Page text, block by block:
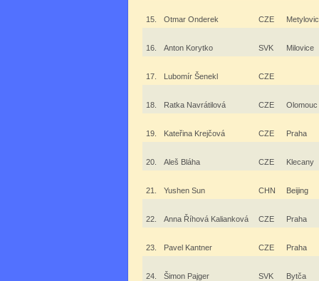
15. Otmar Onderek CZE
16. Anton Korytko SVK Milovice
17. Lubomír Šenekl CZE
18. Ratka Navrátilová CZE Olomouc
19. Kateřina Krejčová CZE Praha
20. Aleš Bláha CZE Klecany
21. Yushen Sun CHN Beijing
22. Anna Říhová Kalianková CZE Praha
23. Pavel Kantner CZE Praha
24. Šimon Pajger SVK Bytča